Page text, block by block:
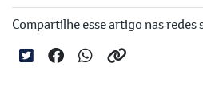
Compartilhe esse artigo nas redes